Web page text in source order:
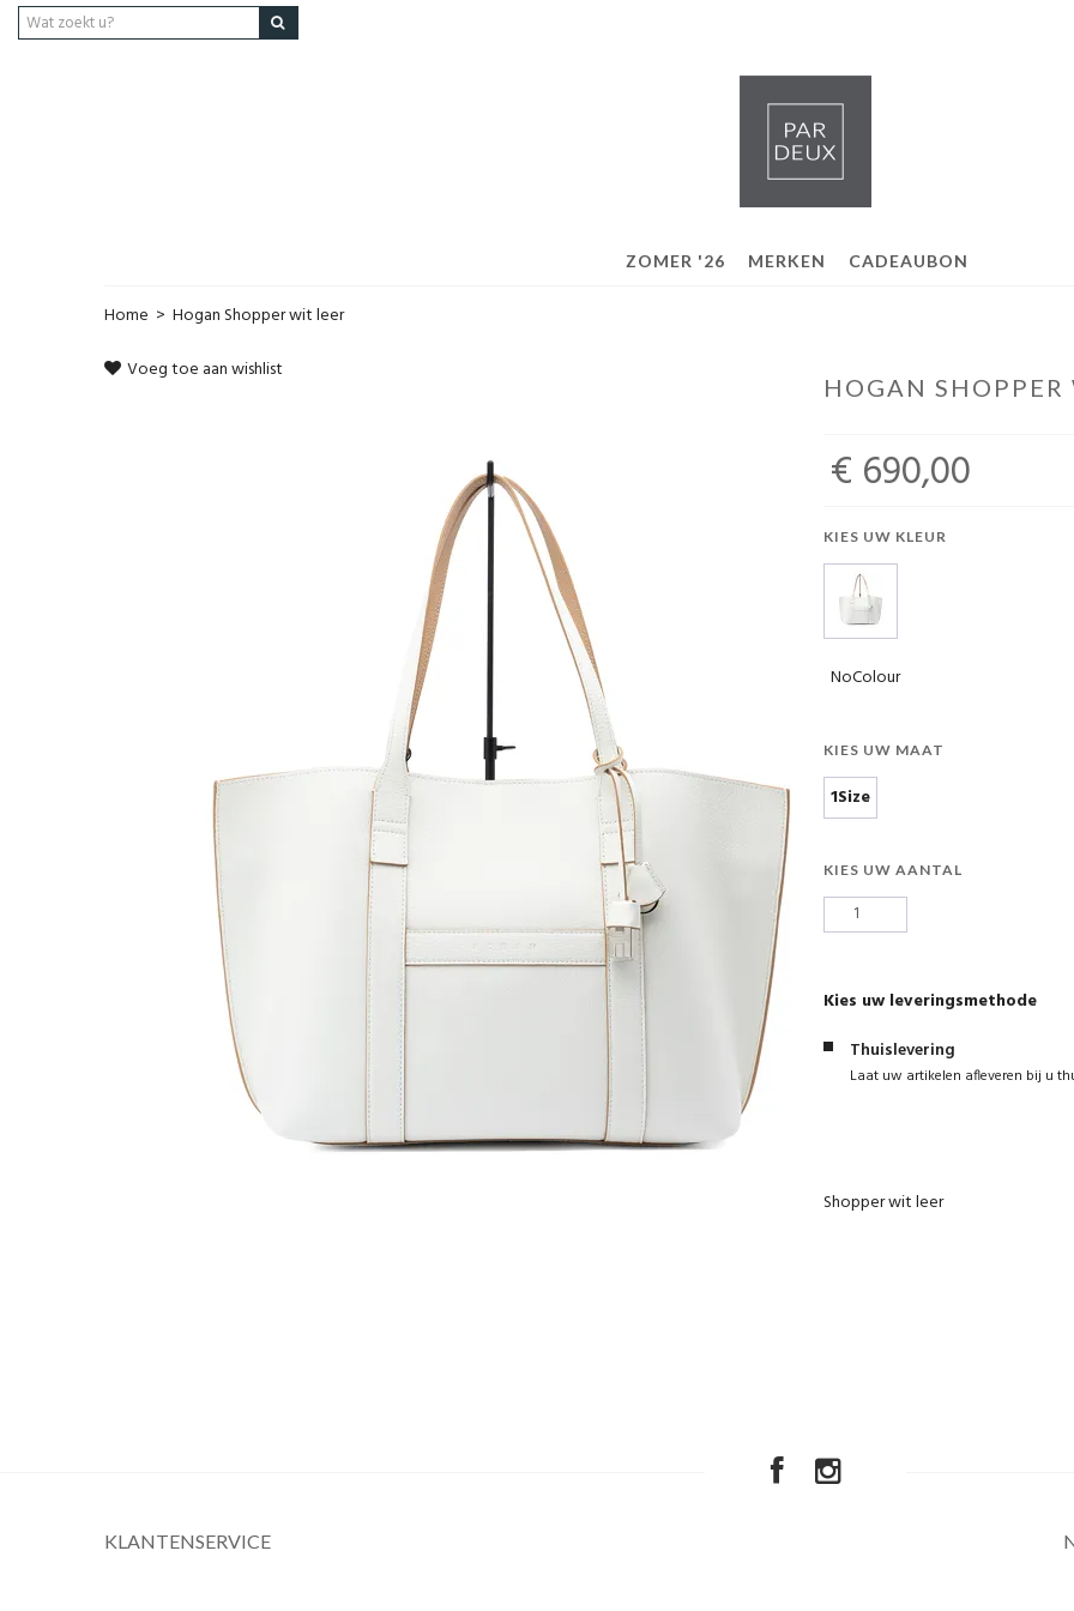
ZOMER '26 MERKEN CADEAUBON
Home > Hogan Shopper wit leer
Voeg toe aan wishlist
HOGAN SHOPPER
€ 690,00
KIES UW KLEUR
NoColour
KIES UW MAAT
1Size
KIES UW AANTAL
Kies uw leveringsmethode
Thuislevering
Laat uw artikelen afleveren bij u
Shopper wit leer
KLANTENSERVICE